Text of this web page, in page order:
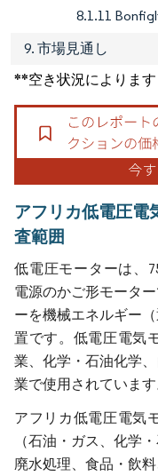
8.1.11
9. 市場見通し
**空き状況によります
アフリカ低電圧電
査範囲
低電圧モーターは、
電源のかご形モータ
ーを機械エネルギー
置です。低電圧電気
業、化学・石油化学
業で使用されています
アフリカ低電圧電気
（石油・ガス、化学
廃水処理、食品・飲